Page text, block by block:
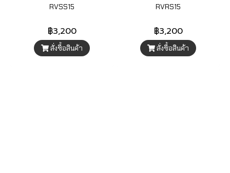
RVSS15
฿3,200
สั่งซื้อสินค้า
RVRS15
฿3,200
สั่งซื้อสินค้า